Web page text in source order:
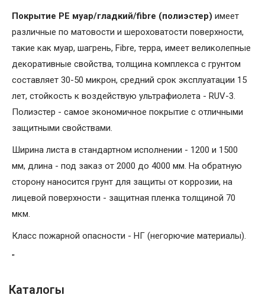
Покрытие PE муар/гладкий/fibre (полиэстер) имеет
различные по матовости и шероховатости поверхности,
такие как муар, шагрень, Fibrе, терра, имеет великолепные
декоративные свойства, толщина комплекса с грунтом
составляет 30-50 микрон, средний срок эксплуатации 15
лет, стойкость к воздействую ультрафиолета - RUV-3.
Полиэстер - самое экономичное покрытие с отличными
защитными свойствами.
Ширина листа в стандартном исполнении - 1200 и 1500
мм, длина - под заказ от 2000 до 4000 мм. На обратную
сторону наносится грунт для защиты от коррозии, на
лицевой поверхности - защитная пленка толщиной 70
мкм.
Класс пожарной опасности - НГ (негорючие материалы).
"
Каталогы